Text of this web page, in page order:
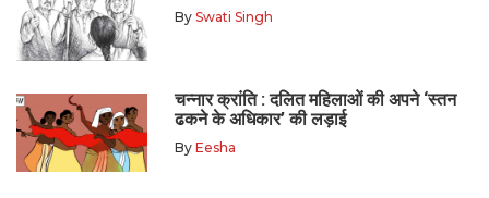
By Swati Singh
चन्नार क्रांति : दलित महिलाओं की अपने ‘स्तन
ढकने के अधिकार’ की लड़ाई
By Eesha